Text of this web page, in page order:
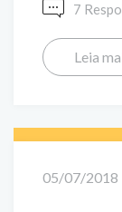
7
Leia
05/07/2018